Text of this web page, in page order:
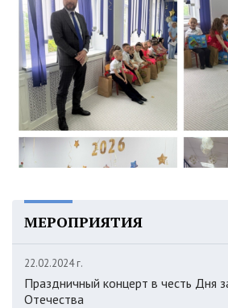
МЕРОПРИЯТИЯ
22.02.2024 г.
Праздничный концерт в честь Дня
Отечества